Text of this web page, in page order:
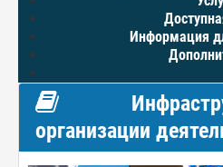
Информация
организации